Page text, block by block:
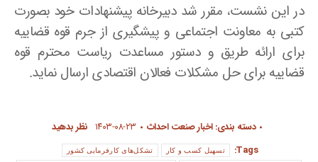
در این نشست، مقرر شد دبیرخانه پیشنهادات خود بصورت
کتبی به معاونت اجتماعی و پیشگیری از جرم قوه قضاییه
برای ارائه طریق و دستور مساعدت ریاست محترم قوه
قضاییه برای حل مشکلات فعالان اقتصادی ارسال نماید.
دسته بندی:اخبار صنعت احداث ۱۴۰۳-۰۸-۲۳ نظر بدهید
Tags:
تسهیل کسب و کار تشکل‌های کارفرمایی کشور